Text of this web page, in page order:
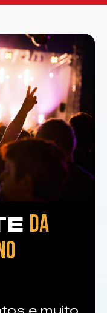
DA